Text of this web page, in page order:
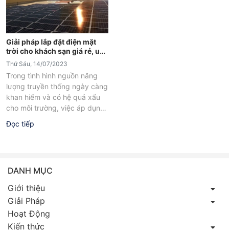
Giải pháp lắp đặt điện mặt
trời cho khách sạn giá rẻ, uy
tín
Thứ Sáu, 14/07/2023
Trong tình hình nguồn năng
lượng truyền thống ngày càng
khan hiếm và có hệ quả xấu
cho môi trường, việc áp dụng
nguồn năng lượng...
Đọc tiếp
DANH MỤC
Giới thiệu
Giải Pháp
Hoạt Động
Kiến thức